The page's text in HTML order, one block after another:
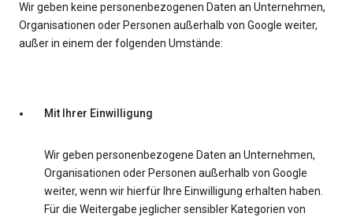
Wir geben keine personenbezogenen Daten an Unternehmen,
Organisationen oder Personen außerhalb von Google weiter,
außer in einem der folgenden Umstände:
Mit Ihrer Einwilligung
Wir geben personenbezogene Daten an Unternehmen,
Organisationen oder Personen außerhalb von Google
weiter, wenn wir hierfür Ihre Einwilligung erhalten haben.
Für die Weitergabe jeglicher sensibler Kategorien von